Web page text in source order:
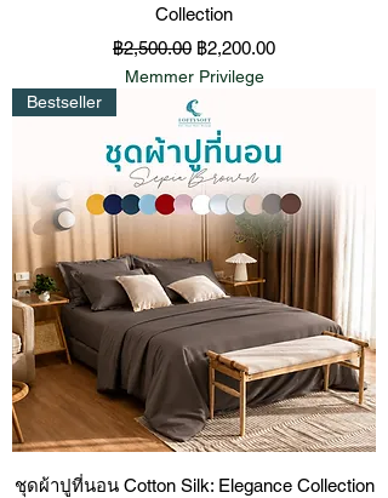
Collection
ราคาปกติ
฿2,500.00 ราคาขายลด
฿2,200.00
Memmer Privilege
Bestseller
ชุดผ้าปูที่นอน Cotton Silk: Elegance Collection